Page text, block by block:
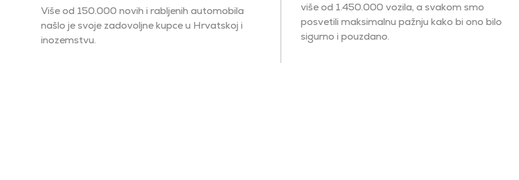
Više od 150.000 novih i rabljenih automobila
našlo je svoje zadovoljne kupce u Hrvatskoj i
inozemstvu.
više od 1.450.000 vozila, a svakom smo
posvetili maksimalnu pažnju kako bi ono bilo
sigurno i pouzdano.